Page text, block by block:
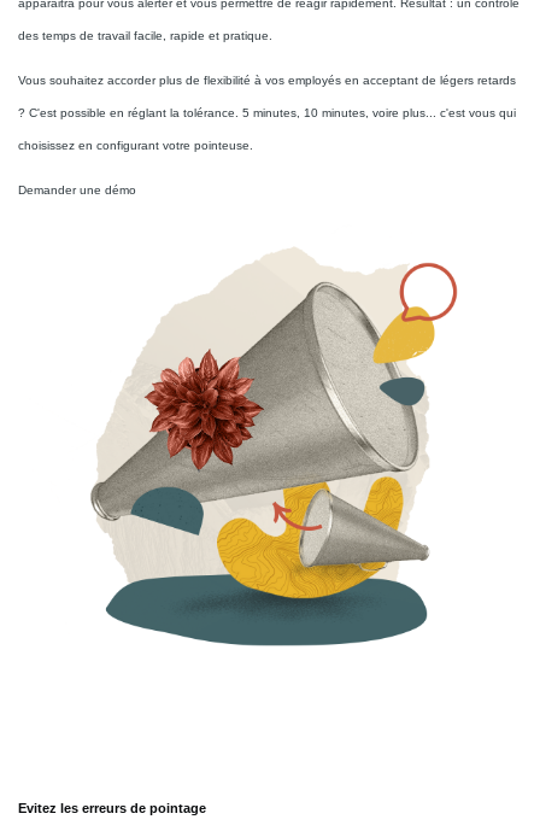
apparaitra pour vous alerter et vous permettre de réagir rapidement. Résultat : un contrôle
des temps de travail facile, rapide et pratique.
Vous souhaitez accorder plus de flexibilité à vos employés en acceptant de légers retards
? C'est possible en réglant la tolérance. 5 minutes, 10 minutes, voire plus... c'est vous qui
choisissez en configurant votre pointeuse.
Demander une démo
Evitez les erreurs de pointage